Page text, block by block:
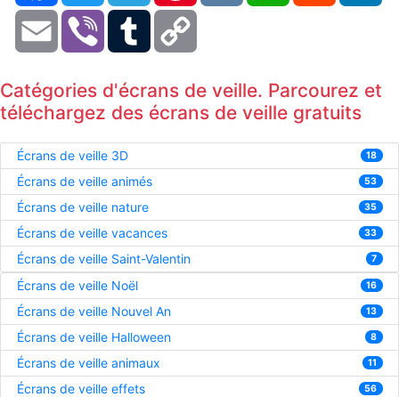
Email Viber Tumblr
Catégories d'écrans de veille. Parcourez et
téléchargez des écrans de veille gratuits
Écrans de veille 3D 18
Écrans de veille animés 53
Écrans de veille nature 35
Écrans de veille vacances 33
Écrans de veille Saint-Valentin 7
Écrans de veille Noël 16
Écrans de veille Nouvel An 13
Écrans de veille Halloween 8
Écrans de veille animaux 11
Écrans de veille effets 56